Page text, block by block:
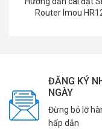
Router Imou
ĐĂNG KÝ
NGÀY
Đừng bỏ lỡ
hấp dẫn